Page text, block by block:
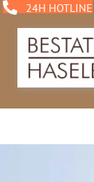
24H HOTLINE